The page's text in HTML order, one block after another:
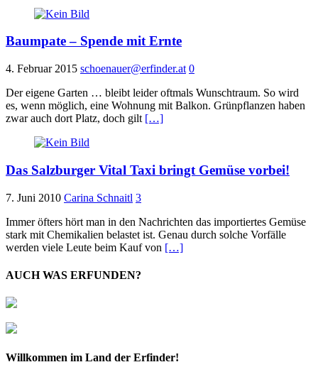
Baumpate – Spende mit Ernte
4. Februar 2015 schoenauer@erfinder.at 0
Der eigene Garten … bleibt leider oftmals Wunschtraum. So wird
es, wenn möglich, eine Wohnung mit Balkon. Grünpflanzen haben
zwar auch dort Platz, doch gilt […]
Das Salzburger Vital Taxi bringt Gemüse vorbei!
7. Juni 2010 Carina Schnaitl 3
Immer öfters hört man in den Nachrichten das importiertes Gemüse
stark mit Chemikalien belastet ist. Genau durch solche Vorfälle
werden viele Leute beim Kauf von […]
AUCH WAS ERFUNDEN?
Willkommen im Land der Erfinder!